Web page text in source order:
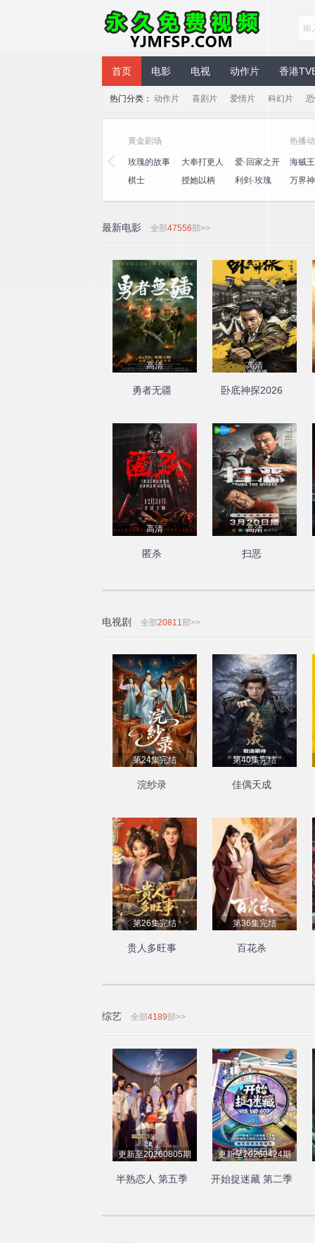
永久免费视频
首页 电影 电视 动作片 香港
热门分类： 动作片 喜剧片 爱情片 科幻片
黄金剧场
玫瑰的故事 大奉打更人
爱·回家之开
心速递
棋士 授她以柄 利剑·玫瑰
热播
海贼
王
万界
最新电影 全部47556部>>
高清
勇者无疆
高清
卧底神探2026
高清
匿杀
高清
扫恶
电视剧 全部20811部>>
第24集完结
浣纱录
第40集完结
佳偶天成
第26集完结
贵人多旺事
第36集完结
百花杀
综艺 全部4189部>>
更新至20260805期
半熟恋人 第五季
更新至20260424期
开始捉迷藏 第二季